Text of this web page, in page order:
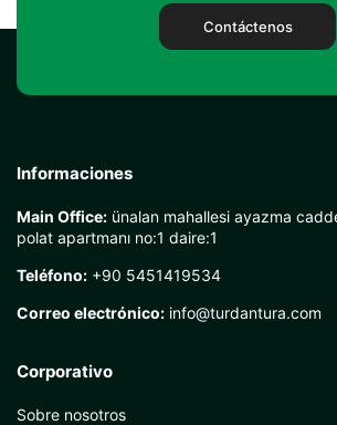
Contáctenos
Informaciones
Main Office: ünalan mahallesi ayazma
polat apartmanı no:1 daire:1
Teléfono: +90 5451419534
Correo electrónico: info@turdantura.com
Corporativo
Sobre nosotros